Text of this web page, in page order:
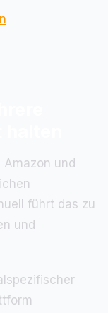
und
führt das zu
und